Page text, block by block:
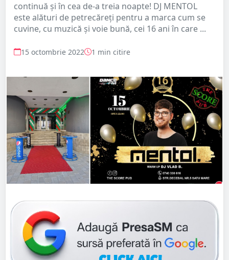
continuă și în cea de-a treia noapte! DJ MENTOL
este alături de petrecăreți pentru a marca cum se
cuvine, cu muzică și voie bună, cei 16 ani în care ...
15 octombrie 2022 1 min citire